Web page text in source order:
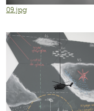
09.jpg